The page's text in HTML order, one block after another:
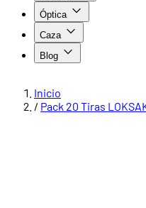
Óptica
Caza
Blog
Inicio
/ Pack 20 Tiras